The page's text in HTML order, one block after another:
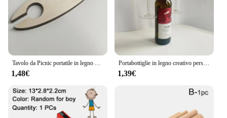
Tavolo da Picnic portatile in legno bottiglia di vino in legno e portabicchieri bottiglia di vetro tavolo da vino tavolo da spiaggia
1,48€
Portabottiglie in legno creativo personalizzato artigianato in legno vino regali portabottiglie
1,39€